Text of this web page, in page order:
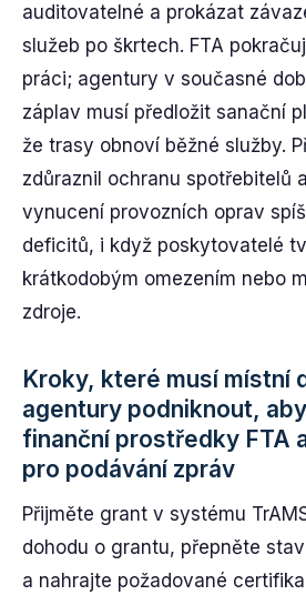
auditovatelné a prokázat
služeb po škrtech. FTA
práci; agentury v současné
záplav musí předložit sanační
že trasy obnoví běžné služby.
zdůraznil ochranu spotřebitelů
vynucení provozních oprav
deficitů, i když poskytovatelé
krátkodobým omezením nebo
zdroje.
Kroky, které musí místní
agentury podniknout,
finanční prostředky FTA
pro podávání zpráv
Přijměte grant v systému
dohodu o grantu, přepněte
a nahrajte požadované